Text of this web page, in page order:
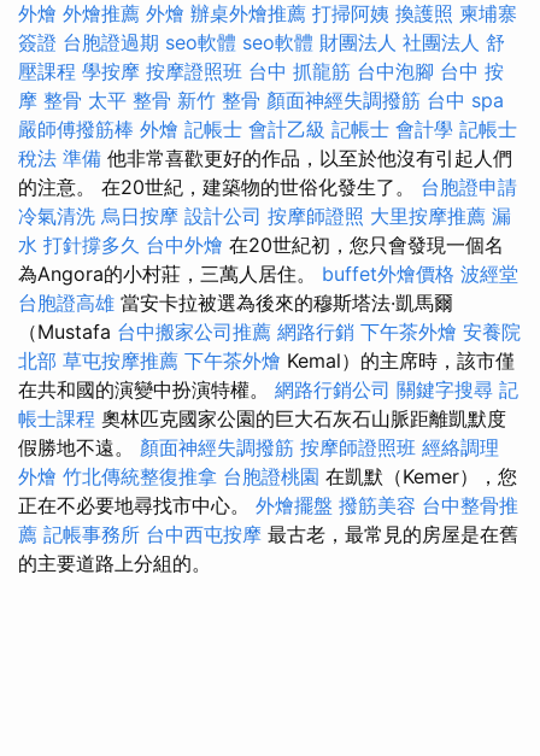
外燴 外燴推薦 外燴 辦桌外燴推薦 打掃阿姨 換護照 柬埔寨
簽證 台胞證過期 seo軟體 seo軟體 財團法人 社團法人 舒
壓課程 學按摩 按摩證照班 台中 抓龍筋 台中泡腳 台中 按
摩 整骨 太平 整骨 新竹 整骨 顏面神經失調撥筋 台中 spa
嚴師傅撥筋棒 外燴 記帳士 會計乙級 記帳士 會計學 記帳士
稅法 準備 他非常喜歡更好的作品，以至於他沒有引起人們
的注意。 在20世紀，建築物的世俗化發生了。 台胞證申請
冷氣清洗 烏日按摩 設計公司 按摩師證照 大里按摩推薦 漏
水 打針撐多久 台中外燴 在20世紀初，您只會發現一個名
為Angora的小村莊，三萬人居住。 buffet外燴價格 波經堂
台胞證高雄 當安卡拉被選為後來的穆斯塔法·凱馬爾
（Mustafa 台中搬家公司推薦 網路行銷 下午茶外燴 安養院
北部 草屯按摩推薦 下午茶外燴 Kemal）的主席時，該市僅
在共和國的演變中扮演特權。 網路行銷公司 關鍵字搜尋 記
帳士課程 奧林匹克國家公園的巨大石灰石山脈距離凱默度
假勝地不遠。 顏面神經失調撥筋 按摩師證照班 經絡調理
外燴 竹北傳統整復推拿 台胞證桃園 在凱默（Kemer），您
正在不必要地尋找市中心。 外燴擺盤 撥筋美容 台中整骨推
薦 記帳事務所 台中西屯按摩 最古老，最常見的房屋是在舊
的主要道路上分組的。